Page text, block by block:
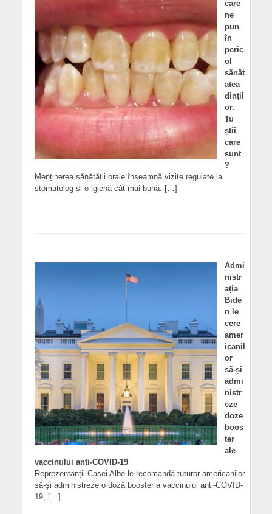
care
ne
pun
în
peric
ol
sănăt
atea
dințil
or.
Tu
știi
care
sunt
?
Menținerea sănătății orale înseamnă vizite regulate la
stomatolog și o igienă cât mai bună. […]
Admi
nistr
ația
Bide
n le
cere
amer
icanil
or
să-și
admi
nistr
eze
doze
boos
ter
ale
vaccinului anti-COVID-19
Reprezentanții Casei Albe le recomandă tuturor americanilor
să-și administreze o doză booster a vaccinului anti-COVID-
19, […]